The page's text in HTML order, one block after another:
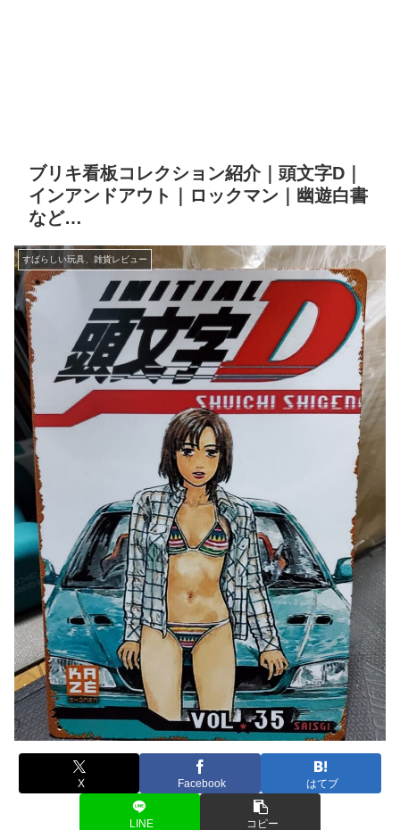
ブリキ看板コレクション紹介｜頭文字D｜
インアンドアウト｜ロックマン｜幽遊白書
など…
すばらしい玩具、雑貨レビュー
X Facebook はてブ
LINE コピー